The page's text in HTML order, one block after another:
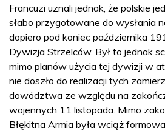
Francuzi uznali jednak, że polskie
słabo przygotowane do wysłania
dopiero pod koniec października
Dywizja Strzelców. Był to jednak
mimo planów użycia tej dywizji w
nie doszło do realizacji tych
dowództwa ze względu na
wojennych 11 listopada. Mimo
Błękitna Armia była wciąż